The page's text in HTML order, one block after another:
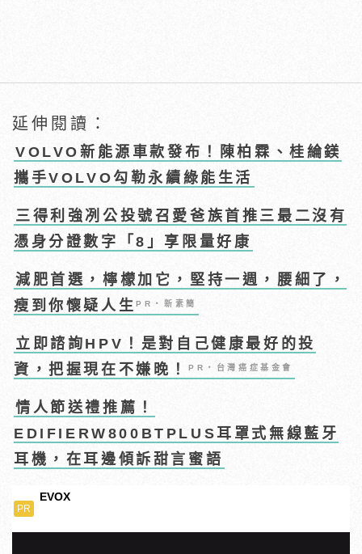
延伸閱讀：
VOLVO新能源車款發布！陳柏霖、桂綸鎂
攜手VOLVO勾勒永續綠能生活
三得利強冽公投號召愛爸族首推三最二沒有
憑身分證數字「8」享限量好康
減肥首選，檸檬加它，堅持一週，腰細了，
瘦到你懷疑人生PR・新素簡
立即諮詢HPV！是對自己健康最好的投
資，把握現在不嫌晚！PR・台灣癌症基金會
情人節送禮推薦！
EDIFIERW800BTPLUS耳罩式無線藍牙
耳機，在耳邊傾訴甜言蜜語
PR
EVOX